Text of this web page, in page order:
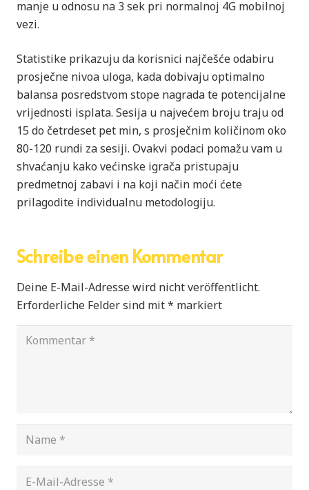
manje u odnosu na 3 sek pri normalnoj 4G mobilnoj
vezi.
Statistike prikazuju da korisnici najčešće odabiru
prosječne nivoa uloga, kada dobivaju optimalno
balansa posredstvom stope nagrada te potencijalne
vrijednosti isplata. Sesija u najvećem broju traju od
15 do četrdeset pet min, s prosječnim količinom oko
80-120 rundi za sesiji. Ovakvi podaci pomažu vam u
shvaćanju kako većinske igrača pristupaju
predmetnoj zabavi i na koji način moći ćete
prilagodite individualnu metodologiju.
Schreibe einen Kommentar
Deine E-Mail-Adresse wird nicht veröffentlicht.
Erforderliche Felder sind mit* markiert